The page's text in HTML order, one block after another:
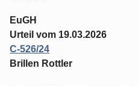
EuGH
Urteil vom 19.03.2026
C-526/24
Brillen Rottler